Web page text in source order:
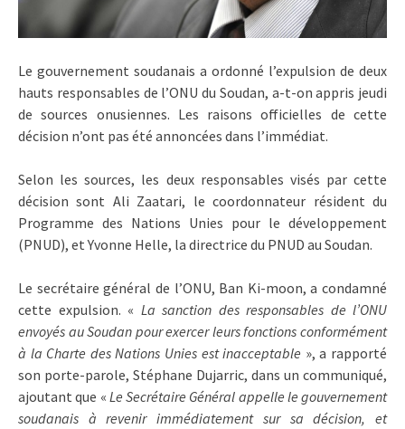
Le gouvernement soudanais a ordonné l’expulsion de deux
hauts responsables de l’ONU du Soudan, a-t-on appris jeudi
de sources onusiennes. Les raisons officielles de cette
décision n’ont pas été annoncées dans l’immédiat.
Selon les sources, les deux responsables visés par cette
décision sont Ali Zaatari, le coordonnateur résident du
Programme des Nations Unies pour le développement
(PNUD), et Yvonne Helle, la directrice du PNUD au Soudan.
Le secrétaire général de l’ONU, Ban Ki-moon, a condamné
cette expulsion. « La sanction des responsables de l’ONU
envoyés au Soudan pour exercer leurs fonctions conformément
à la Charte des Nations Unies est inacceptable », a rapporté
son porte-parole, Stéphane Dujarric, dans un communiqué,
ajoutant que « Le Secrétaire Général appelle le gouvernement
soudanais à revenir immédiatement sur sa décision, et